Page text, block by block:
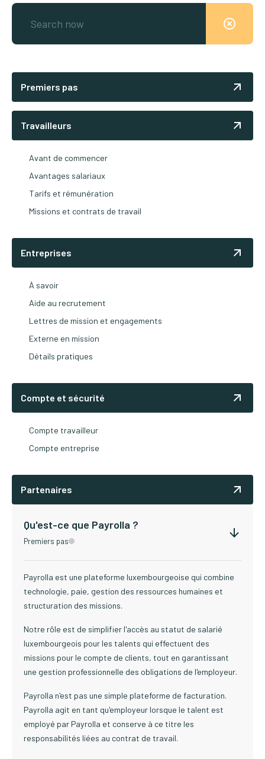
Premiers pas
Travailleurs
Avant de commencer
Avantages salariaux
Tarifs et rémunération
Missions et contrats de travail
Entreprises
À savoir
Aide au recrutement
Lettres de mission et engagements
Externe en mission
Détails pratiques
Compte et sécurité
Compte travailleur
Compte entreprise
Partenaires
Qu'est-ce que Payrolla ?
Premiers pas
Payrolla est une plateforme luxembourgeoise qui combine
technologie, paie, gestion des ressources humaines et
structuration des missions.
Notre rôle est de simplifier l'accès au statut de salarié
luxembourgeois pour les talents qui effectuent des
missions pour le compte de clients, tout en garantissant
une gestion professionnelle des obligations de l'employeur.
Payrolla n'est pas une simple plateforme de facturation.
Payrolla agit en tant qu'employeur lorsque le talent est
employé par Payrolla et conserve à ce titre les
responsabilités liées au contrat de travail.